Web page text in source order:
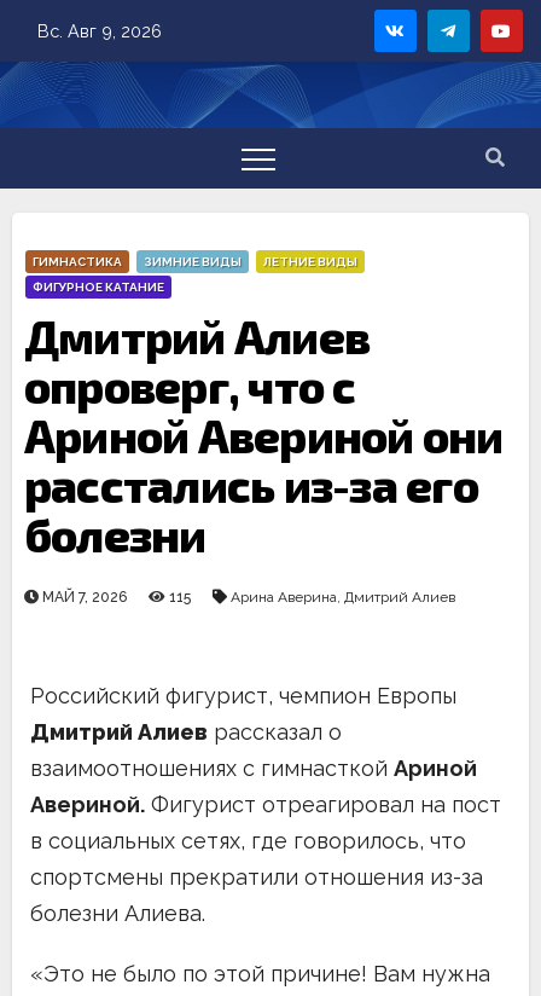
content
Вс. Авг 9, 2026
ГИМНАСТИКА ЗИМНИЕ ВИДЫ
ЛЕТНИЕ ВИДЫ
ФИГУРНОЕ КАТАНИЕ
Дмитрий Алиев
опроверг, что с
Ариной Авериной они
расстались из-за его
болезни
МАЙ 7, 2026 115 Арина Аверина, Дмитрий Алиев
Российский фигурист, чемпион Европы
Дмитрий Алиев рассказал о
взаимоотношениях с гимнасткой Ариной
Авериной. Фигурист отреагировал на пост
в социальных сетях, где говорилось, что
спортсмены прекратили отношения из-за
болезни Алиева.
«Это не было по этой причине! Вам нужна